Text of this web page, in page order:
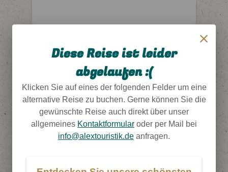
Diese Reise ist leider
abgelaufen :(
Klicken Sie auf eines der folgenden Felder um eine
alternative Reise zu buchen. Gerne können Sie die
gewünschte Reise auch direkt über unser
allgemeines Kontaktformular oder per Mail bei
info@alextouristik.de anfragen.